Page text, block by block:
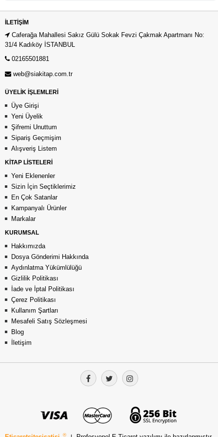
İLETIŞIM
Caferağa Mahallesi Sakız Gülü Sokak Fevzi Çakmak Apartmanı No:
31/4 Kadıköy İSTANBUL
02165501881
web@siakitap.com.tr
ÜYELİK İŞLEMLERİ
Üye Girişi
Yeni Üyelik
Şifremi Unuttum
Sipariş Geçmişim
Alışveriş Listem
KİTAP LİSTELERİ
Yeni Eklenenler
Sizin İçin Seçtiklerimiz
En Çok Satanlar
Kampanyalı Ürünler
Markalar
KURUMSAL
Hakkımızda
Dosya Gönderimi Hakkında
Aydınlatma Yükümlülüğü
Gizlilik Politikası
İade ve İptal Politikası
Çerez Politikası
Kullanım Şartları
Mesafeli Satış Sözleşmesi
Blog
İletişim
®